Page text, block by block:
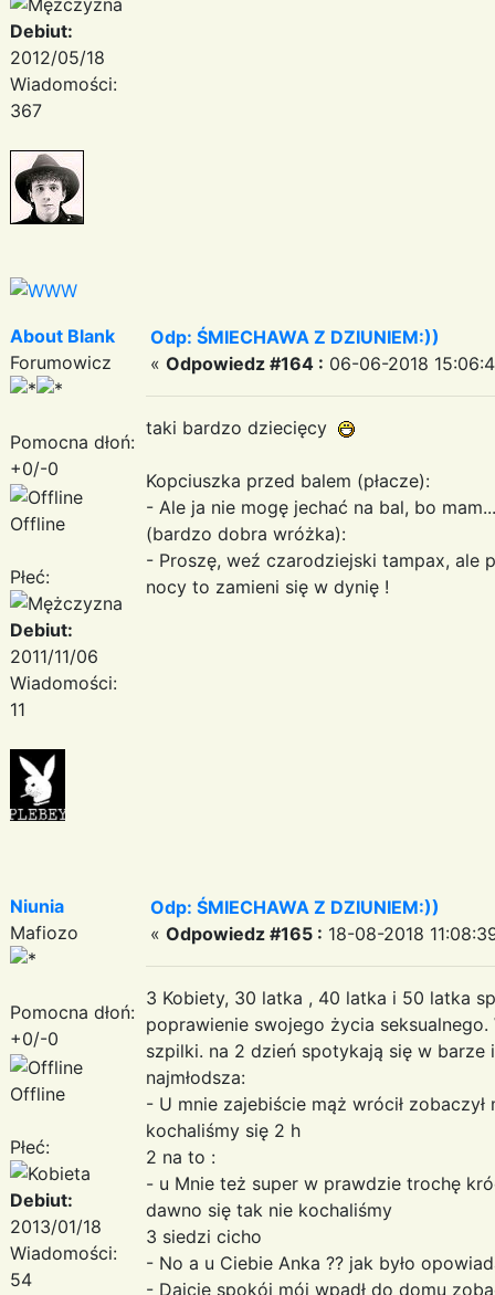
Debiut:
2012/05/18
Wiadomości:
367
About Blank
Forumowicz
Pomocna dłoń:
+0/-0
Offline
Płeć:
Debiut:
2011/11/06
Wiadomości:
11
Odp: ŚMIECHAWA Z DZIUNIEM:))
« Odpowiedz #164 : 06-06-2018
taki bardzo dziecięcy
Kopciuszka przed balem (płacze):
- Ale ja nie mogę jechać na bal, bo
(bardzo dobra wróżka):
- Proszę, weź czarodziejski tampax, ale
nocy to zamieni się w dynię !
Niunia
Mafiozo
Pomocna dłoń:
+0/-0
Offline
Płeć:
Debiut:
2013/01/18
Wiadomości:
54
Odp: ŚMIECHAWA Z DZIUNIEM:))
« Odpowiedz #165 : 18-08-2018
3 Kobiety, 30 latka , 40 latka i 50 latka
poprawienie swojego życia
szpilki. na 2 dzień spotykają się w barze
najmłodsza:
- U mnie zajebiście mąż wrócił
kochaliśmy się 2 h
2 na to :
- u Mnie też super w prawdzie trochę
dawno się tak nie kochaliśmy
3 siedzi cicho
- No a u Ciebie Anka ?? jak było
- Dajcie spokój mój wpadł do domu